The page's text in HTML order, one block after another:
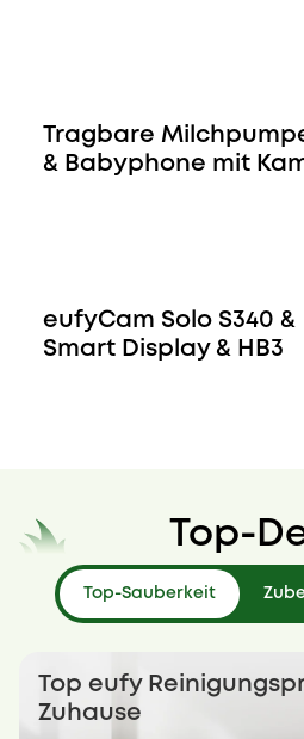
Tragbare Milchpumpe
& Babyphone mit
eufyCam Solo S340 &
Smart Display & HB3
Top-
Top-Sauberkeit
Top eufy
Zuhause